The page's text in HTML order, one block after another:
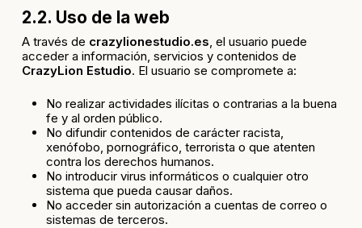
2.2. Uso de la web
A través de crazylionestudio.es, el usuario puede
acceder a información, servicios y contenidos de
CrazyLion Estudio. El usuario se compromete a:
No realizar actividades ilícitas o contrarias a la buena
fe y al orden público.
No difundir contenidos de carácter racista,
xenófobo, pornográfico, terrorista o que atenten
contra los derechos humanos.
No introducir virus informáticos o cualquier otro
sistema que pueda causar daños.
No acceder sin autorización a cuentas de correo o
sistemas de terceros.